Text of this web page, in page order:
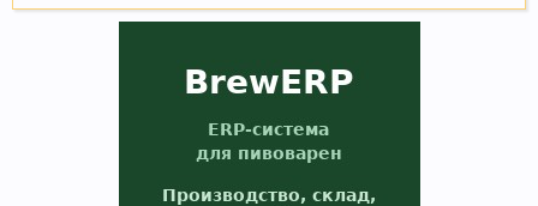
В случае, если Вы не знаете в какую тему
форума обратится с конкретным вопросом -